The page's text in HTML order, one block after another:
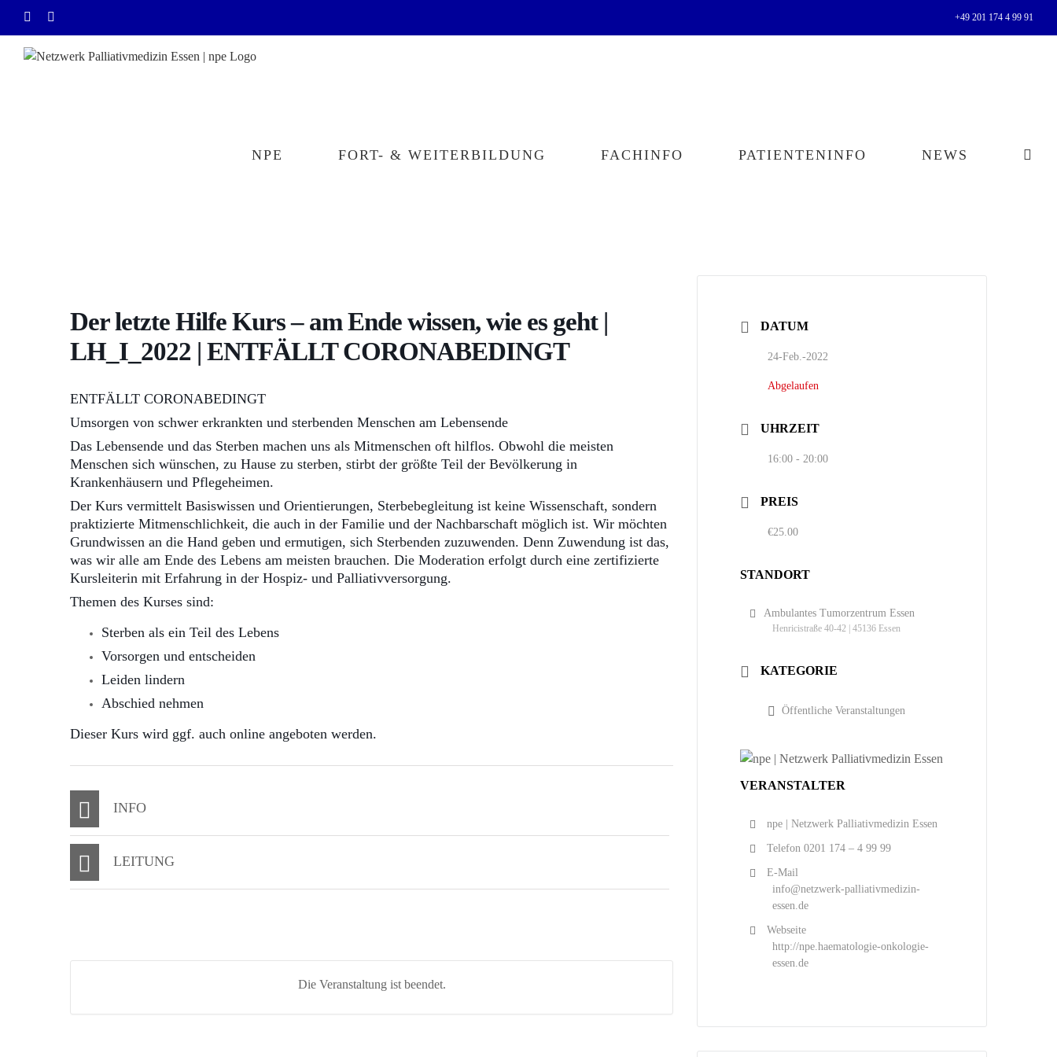
springen
+49 201 174 4 99 91
NPE FORT- & WEITERBILDUNG FACHINFO PATIENTENINFO NEWS
Der letzte Hilfe Kurs – am Ende wissen, wie es geht |
LH_I_2022 | ENTFÄLLT CORONABEDINGT
ENTFÄLLT CORONABEDINGT
Umsorgen von schwer erkrankten und sterbenden Menschen am Lebensende
Das Lebensende und das Sterben machen uns als Mitmenschen oft hilflos. Obwohl die meisten
Menschen sich wünschen, zu Hause zu sterben, stirbt der größte Teil der Bevölkerung in
Krankenhäusern und Pflegeheimen.
Der Kurs vermittelt Basiswissen und Orientierungen, Sterbebegleitung ist keine Wissenschaft, sondern
praktizierte Mitmenschlichkeit, die auch in der Familie und der Nachbarschaft möglich ist. Wir möchten
Grundwissen an die Hand geben und ermutigen, sich Sterbenden zuzuwenden. Denn Zuwendung ist das,
was wir alle am Ende des Lebens am meisten brauchen. Die Moderation erfolgt durch eine zertifizierte
Kursleiterin mit Erfahrung in der Hospiz- und Palliativversorgung.
Themen des Kurses sind:
Sterben als ein Teil des Lebens
Vorsorgen und entscheiden
Leiden lindern
Abschied nehmen
Dieser Kurs wird ggf. auch online angeboten werden.
INFO
LEITUNG
Die Veranstaltung ist beendet.
DATUM
24-Feb.-2022
Abgelaufen
UHRZEIT
16:00 - 20:00
PREIS
€25.00
STANDORT
Ambulantes Tumorzentrum Essen
Henricistraße 40-42 | 45136 Essen
KATEGORIE
Öffentliche Veranstaltungen
VERANSTALTER
npe | Netzwerk Palliativmedizin Essen
Telefon 0201 174 – 4 99 99
E-Mail
info@netzwerk-palliativmedizin-
essen.de
Webseite
http://npe.haematologie-onkologie-
essen.de